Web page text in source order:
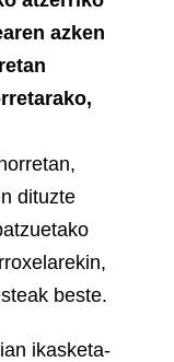
azken
dituzte
beste.
ikasketa-